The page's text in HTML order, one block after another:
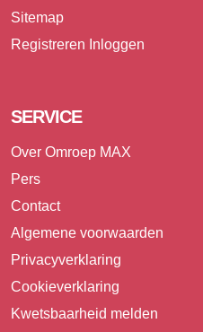
Sitemap
Registreren Inloggen
SERVICE
Over Omroep MAX
Pers
Contact
Algemene voorwaarden
Privacyverklaring
Cookieverklaring
Kwetsbaarheid melden